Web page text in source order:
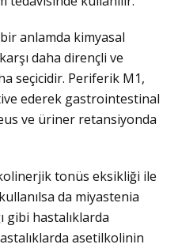
anlamda kimyasal
daha dirençli ve
seçicidir. Periferik M1,
ederek gastrointestinal
ve üriner retansiyonda
tonüs eksikliği ile
da miyastenia
gibi hastalıklarda
asetilkolinin